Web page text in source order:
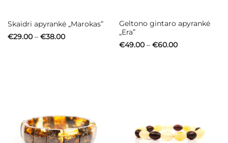
Skaidri apyrankė „Marokas”
€29.00 – €38.00Price
Geltono gintaro apyrankė
„Era”
€49.00 – €60.00Price